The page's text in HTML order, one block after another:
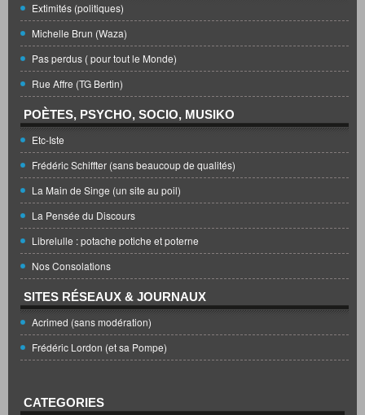
Extimités (politiques)
Michelle Brun (Waza)
Pas perdus ( pour tout le Monde)
Rue Affre (TG Bertin)
POÈTES, PSYCHO, SOCIO, MUSIKO
Etc-Iste
Frédéric Schiffter (sans beaucoup de qualités)
La Main de Singe (un site au poil)
La Pensée du Discours
Librelulle : potache potiche et poterne
Nos Consolations
SITES RÉSEAUX & JOURNAUX
Acrimed (sans modération)
Frédéric Lordon (et sa Pompe)
CATEGORIES